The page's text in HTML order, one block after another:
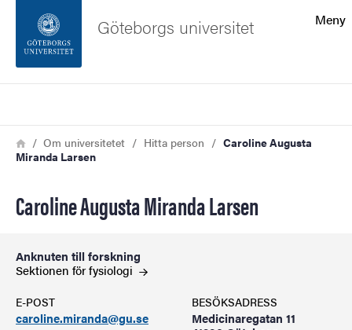
Sidfoten
Om webbplatsen
Meny
Göteborgs universitet
Länkstig
HemOm universitetet Hitta person
Caroline Augusta
Miranda Larsen
Caroline Augusta Miranda Larsen
Anknuten till forskning
Sektionen förfysiologi
E-POST
caroline.miranda@gu.se
BESÖKSADRESS
Medicinaregatan 11